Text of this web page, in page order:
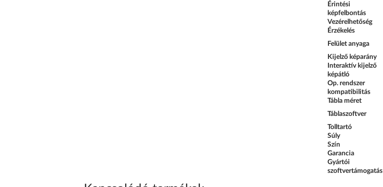
Érintési
képfelbontás
Vezérelhetőség
Érzékelés
Felület anyaga
Kijelző képarány
Interaktív kijelző
képátló
Op. rendszer
kompatibilitás
Tábla méret
Táblaszoftver
Tolltartó
Súly
Szín
Garancia
Gyártói
szoftvertámogatás